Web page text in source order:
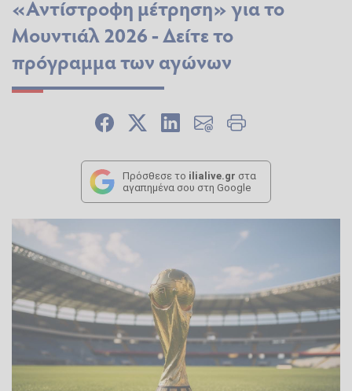
«Αντίστροφη μέτρηση» για το
Μουντιάλ 2026 - Δείτε το
πρόγραμμα των αγώνων
Πρόσθεσε το ilialive.gr στα
αγαπημένα σου στη Google